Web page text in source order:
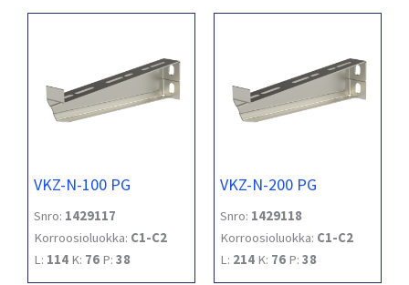
VKZ-N-100 PG
Snro: 1429117
Korroosioluokka: C1-C2
L: 114 K: 76 P: 38
VKZ-N-200 PG
Snro: 1429118
Korroosioluokka: C1-C2
L: 214 K: 76 P: 38